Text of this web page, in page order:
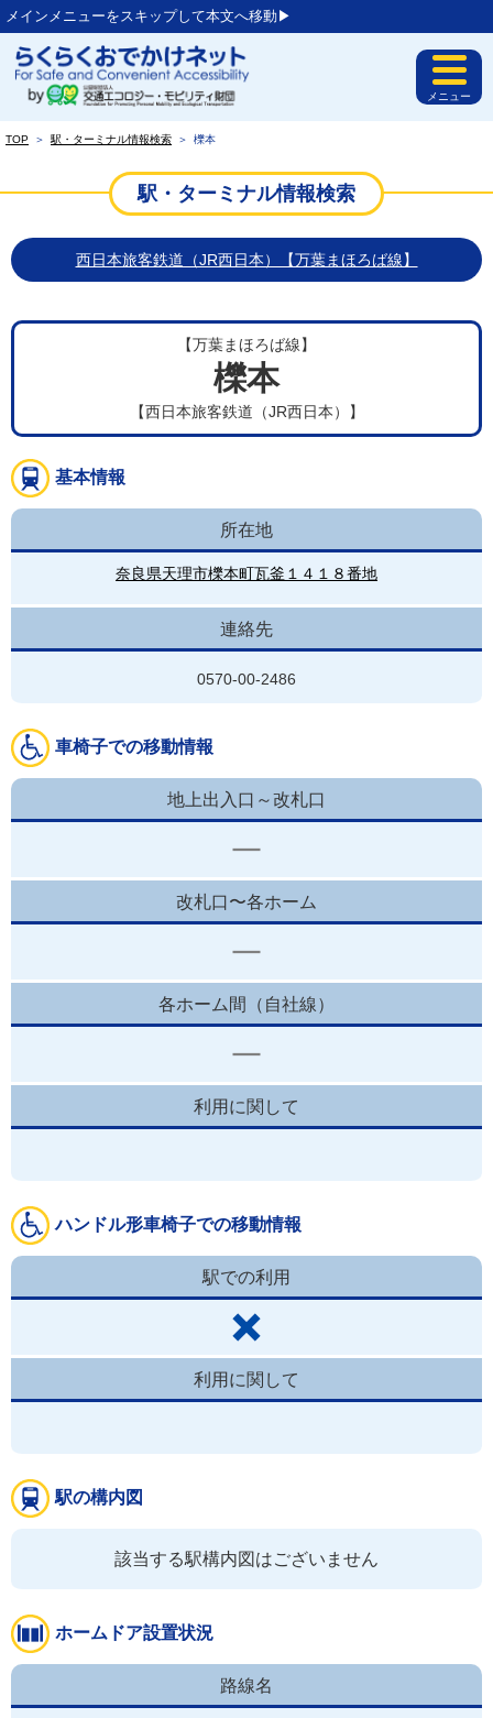
メインメニューをスキップして本文へ移動▶︎
メニュー
TOP ＞ 駅・ターミナル情報検索 ＞ 櫟本
駅・ターミナル情報検索
西日本旅客鉄道（JR西日本）【万葉まほろば線】
【万葉まほろば線】
櫟本
【西日本旅客鉄道（JR西日本）】
基本情報
所在地
奈良県天理市櫟本町瓦釜１４１８番地
連絡先
0570-00-2486
車椅子での移動情報
地上出入口～改札口
改札口〜各ホーム
各ホーム間（自社線）
利用に関して
ハンドル形車椅子での移動情報
駅での利用
利用に関して
駅の構内図
該当する駅構内図はございません
ホームドア設置状況
路線名